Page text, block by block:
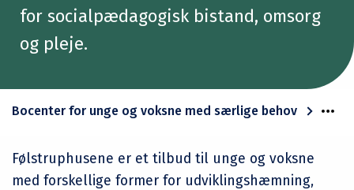
for socialpædagogisk bistand, omsorg
og pleje.
Bocenter for unge og voksne med særlige behov
Følstruphusene er et tilbud til unge og voksne
med forskellige former for udviklingshæmning,